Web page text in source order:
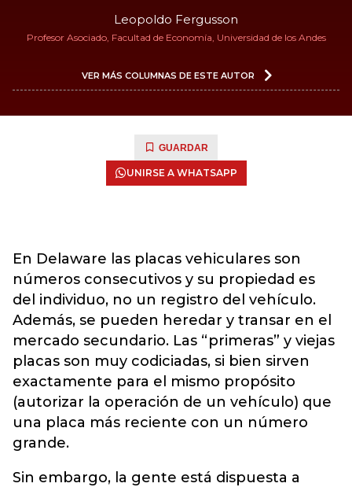
Leopoldo Fergusson
Profesor Asociado, Facultad de Economía, Universidad de los Andes
VER MÁS COLUMNAS DE ESTE AUTOR
GUARDAR
UNIRSE A WHATSAPP
En Delaware las placas vehiculares son
números consecutivos y su propiedad es
del individuo, no un registro del vehículo.
Además, se pueden heredar y transar en el
mercado secundario. Las “primeras” y viejas
placas son muy codiciadas, si bien sirven
exactamente para el mismo propósito
(autorizar la operación de un vehículo) que
una placa más reciente con un número
grande.
Sin embargo, la gente está dispuesta a